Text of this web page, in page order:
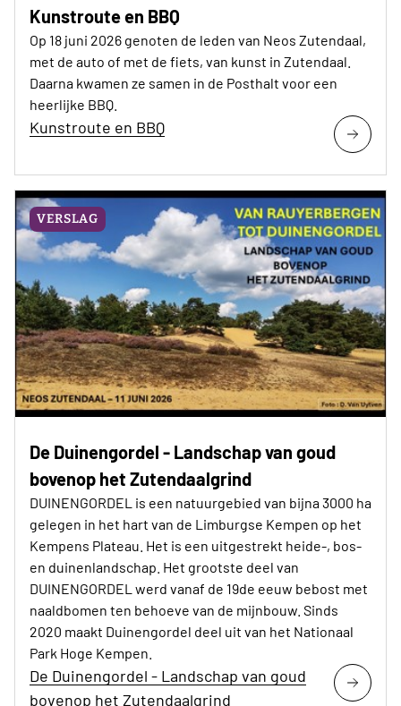
Kunstroute en BBQ
Op 18 juni 2026 genoten de leden van Neos Zutendaal,
met de auto of met de fiets, van kunst in Zutendaal.
Daarna kwamen ze samen in de Posthalt voor een
heerlijke BBQ.
Kunstroute en BBQ
VERSLAG
De Duinengordel - Landschap van goud
bovenop het Zutendaalgrind
DUINENGORDEL is een natuurgebied van bijna 3000 ha
gelegen in het hart van de Limburgse Kempen op het
Kempens Plateau. Het is een uitgestrekt heide-, bos-
en duinenlandschap. Het grootste deel van
DUINENGORDEL werd vanaf de 19de eeuw bebost met
naaldbomen ten behoeve van de mijnbouw. Sinds
2020 maakt Duinengordel deel uit van het Nationaal
Park Hoge Kempen.
De Duinengordel - Landschap van goud
bovenop het Zutendaalgrind